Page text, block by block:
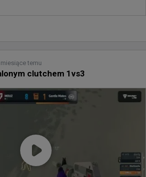
temu
clutchem 1vs3